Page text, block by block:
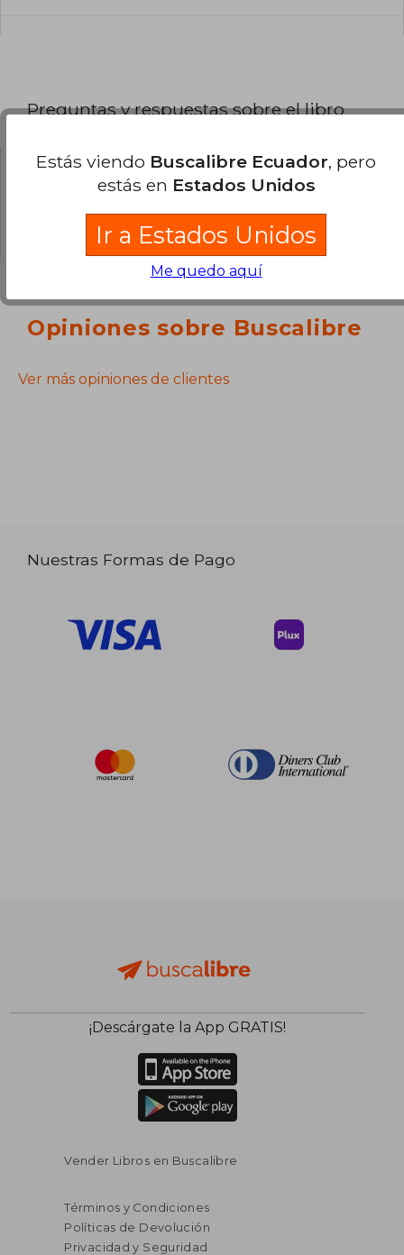
Preguntas y respuestas sobre el libro
¿Tienes una pregunta sobre el libro?
para poder agregar tu propia pregunta.
Opiniones sobre Buscalibre
Ver más opiniones de clientes
Nuestras Formas de Pago
¡Descárgate la App GRATIS!
Vender Libros en Buscalibre
Términos y Condiciones
Políticas de Devolución
Privacidad y Seguridad
Estás viendo Buscalibre Ecuador, pero
estás en Estados Unidos
Ir a Estados Unidos
Me quedo aquí